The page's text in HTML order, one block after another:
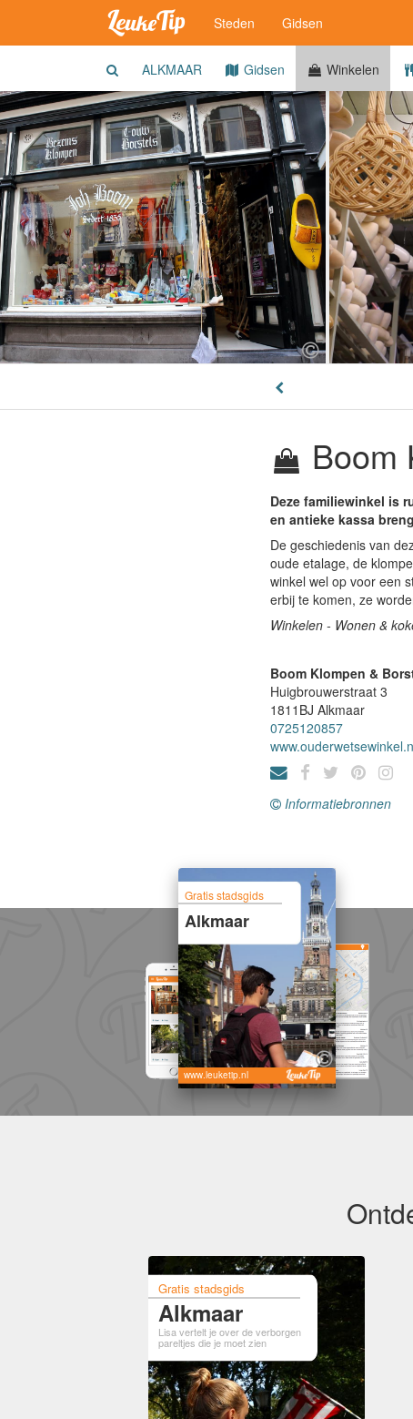
Steden Gidsen
ALKMAAR Gidsen Winkelen
Boom
Deze familiewinkel is
en antieke kassa
De geschiedenis van
oude etalage, de
winkel wel op voor een
erbij te komen, ze
Winkelen - Wonen &
Boom Klompen &
Huigbrouwerstraat 3
1811BJ Alkmaar
0725120857
Informatiebronnen
Gratis stadsgids
Alkmaar
www.leuketip.nl
Gratis stadsgids
Alkmaar
Lisa vertelt je over de verborgen
pareltjes die je moet zien